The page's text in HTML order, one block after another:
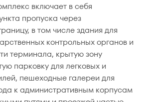
включает в себя
пропуска через
в том числе здания для
контрольных органов и
терминала, крытую зону
парковку для легковых и
пешеходные галереи для
к административным корпусам